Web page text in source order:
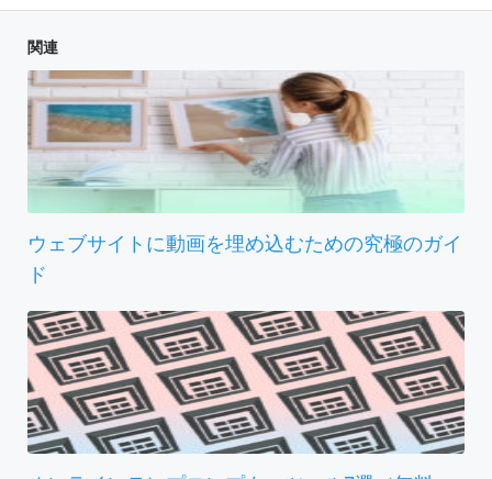
関連
ウェブサイトに動画を埋め込むための究極のガイ
ド